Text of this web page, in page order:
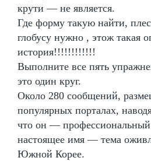
крути — не является.
Где форму такую найти,
глобусу нужно , этож такая
история!!!!!!!!!!!!
Выполните все пять
это один круг.
Около 280 сообщений,
популярных порталах,
что он — профессиональный
настоящее имя — тема
Южной Корее.